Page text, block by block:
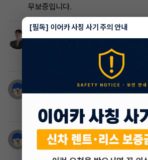
무보증입니다.
홍상환매니저
비밀 댓글입니다. 이어카 앱에서 확
2년 전
저금리때 받아온 옵션죽이는 대형세단
아반떼 차량 어떠세요
[필독] 이어카 사칭 사기 주의 안내